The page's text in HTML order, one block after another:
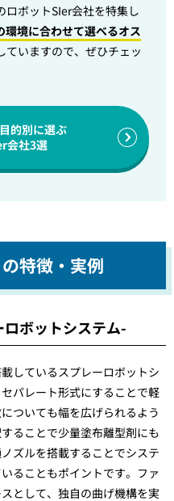
ロボットSIer会社を特集し
環境に合わせて選べるオス
ていますので、ぜひチェッ
的別に選ぶ
会社3選
特徴・実例
ボットシステム-
しているスプレーロボットシ
パレート形式にすることで軽
ついても幅を広げられるよう
ることで少量塗布離型剤にも
ズルを搭載することでシステ
ることもポイントです。ファ
として、独自の曲げ機構を実